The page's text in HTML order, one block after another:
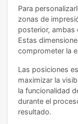
Para
zonas de
posterior, ambas
Estas
comprometer la
Las posiciones
maximizar la
la funcionalidad
durante el
resultado.